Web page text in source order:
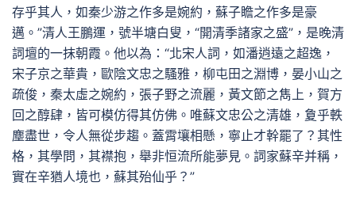
存乎其人，如秦少游之作多是婉約，蘇子瞻之作多是豪
邁。”清人王鵬運，號半塘白叟，“開清季諸家之盛”，是晚清
詞壇的一抹朝霞。他以為：“北宋人詞，如潘逍遠之超逸，
宋子京之華貴，歐陰文忠之騷雅，柳屯田之淵博，晏小山之
疏俊，秦太虛之婉約，張子野之流麗，黃文節之雋上，賀方
回之醇肆，皆可模仿得其仿佛。唯蘇文忠公之清雄，夐乎軼
塵盡世，令人無從步趨。蓋霄壤相懸，寧止才幹罷了？其性
格，其學問，其襟抱，舉非恒流所能夢見。詞家蘇辛并稱，
實在辛猶人境也，蘇其殆仙乎？”